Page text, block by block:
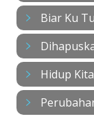
Biar Ku
Hidup